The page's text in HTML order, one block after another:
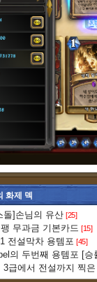
화제 덱
돌]손님의 유산 [25]
무과금 기본카드 [15]
전설막차 용템포 [45]
의 두번째 용템포 [승